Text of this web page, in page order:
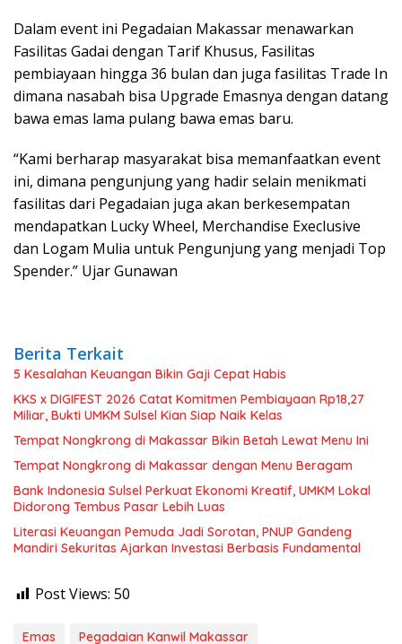
Dalam event ini Pegadaian Makassar menawarkan
Fasilitas Gadai dengan Tarif Khusus, Fasilitas
pembiayaan hingga 36 bulan dan juga fasilitas Trade In
dimana nasabah bisa Upgrade Emasnya dengan datang
bawa emas lama pulang bawa emas baru.
“Kami berharap masyarakat bisa memanfaatkan event
ini, dimana pengunjung yang hadir selain menikmati
fasilitas dari Pegadaian juga akan berkesempatan
mendapatkan Lucky Wheel, Merchandise Execlusive
dan Logam Mulia untuk Pengunjung yang menjadi Top
Spender.” Ujar Gunawan
Berita Terkait
5 Kesalahan Keuangan Bikin Gaji Cepat Habis
KKS x DIGIFEST 2026 Catat Komitmen Pembiayaan Rp18,27
Miliar, Bukti UMKM Sulsel Kian Siap Naik Kelas
Tempat Nongkrong di Makassar Bikin Betah Lewat Menu Ini
Tempat Nongkrong di Makassar dengan Menu Beragam
Bank Indonesia Sulsel Perkuat Ekonomi Kreatif, UMKM Lokal
Didorong Tembus Pasar Lebih Luas
Literasi Keuangan Pemuda Jadi Sorotan, PNUP Gandeng
Mandiri Sekuritas Ajarkan Investasi Berbasis Fundamental
Post Views: 50
Emas Pegadaian Kanwil Makassar